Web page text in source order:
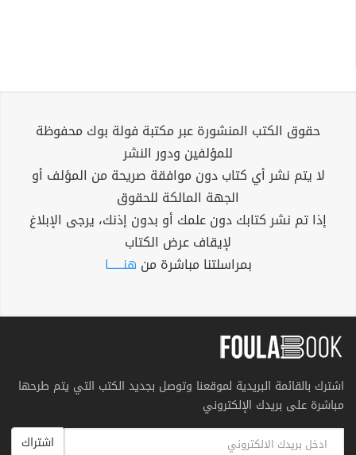
حقوق الكتب المنشورة عبر مكتبة فولة بوك محفوظة
للمؤلفين ودور النشر
لا يتم نشر أي كتاب دون موافقة صريحة من المؤلف أو
الجهة المالكة للحقوق
إذا تم نشر كتابك دون علمك أو بدون إذنك، يرجى الإبلاغ
لإيقاف عرض الكتاب
بمراسلتنا مباشرة من هنــــــا
اشترك بالقائمة البريدية لموقعنا وتوصل بجديد الكتب التي يتم طرحها
مباشرة على بريدك الإلكتروني
اشتراك